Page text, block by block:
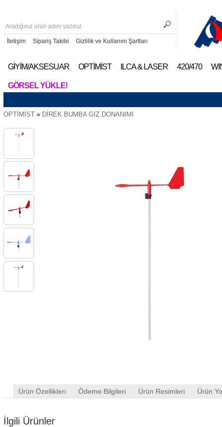
İletişim Sipariş Takibi Gizlilik ve Kullanım Şartları
GİYİM/AKSESUAR OPTİMİST ILCA & LASER 420/470
GÖRSEL YÜKLE!
OPTİMİST » DİREK BUMBA GİZ DONANIMI
Ürün Özellikleri Ödeme Bilgileri Ürün Resimleri Ürün
İlgili Ürünler